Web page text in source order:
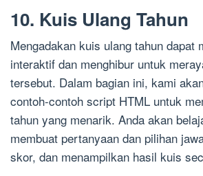
10. Kuis Ulang Tahun
Mengadakan kuis ulang tahun dapat
interaktif dan menghibur untuk
tersebut. Dalam bagian ini, kami
contoh-contoh script HTML untuk
tahun yang menarik. Anda akan
membuat pertanyaan dan pilihan
skor, dan menampilkan hasil kuis